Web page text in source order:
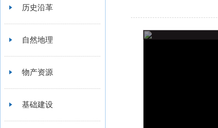
历史沿革
自然地理
物产资源
基础建设